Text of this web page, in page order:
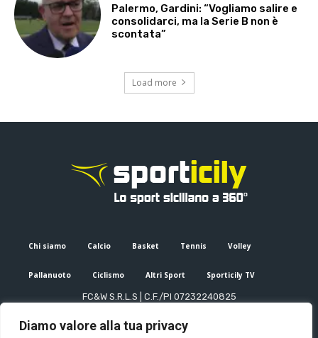
Diamo valore alla tua privacy
Palermo, Gardini: “Vogliamo salire e
consolidarci, ma la Serie B non è
scontata”
Load more
Chi siamo Calcio Basket Tennis Volley
Pallanuoto Ciclismo Altri Sport Sporticily TV
FC&W S.R.L.S | C.F./PI 07232240825
Editore e direttore responsabile: Francesco Cammuca | Registro